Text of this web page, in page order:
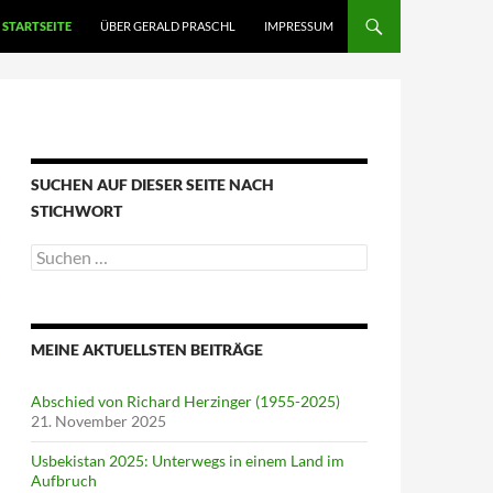
STARTSEITE ÜBER GERALD PRASCHL IMPRESSUM
SUCHEN AUF DIESER SEITE NACH
STICHWORT
Suche
nach:
MEINE AKTUELLSTEN BEITRÄGE
Abschied von Richard Herzinger (1955-2025)
21. November 2025
Usbekistan 2025: Unterwegs in einem Land im
Aufbruch